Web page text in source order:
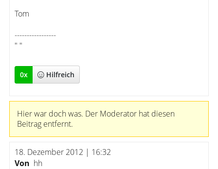
Tom
-----------------
" "
0x Hilfreich
Hier war doch was. Der Moderator hat diesen
Beitrag entfernt.
18. Dezember 2012 | 16:32
Von hh